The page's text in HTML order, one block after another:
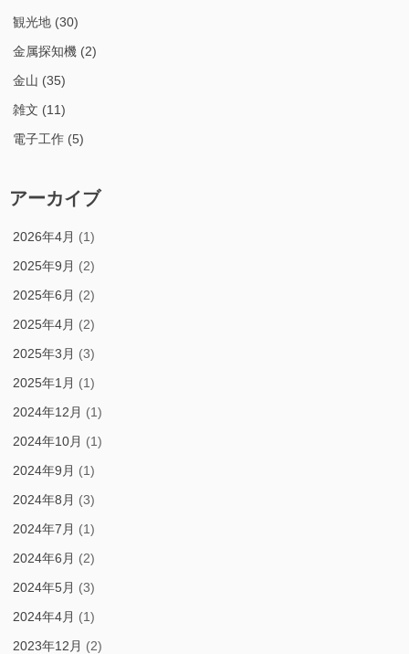
観光地 (30)
金属探知機 (2)
金山 (35)
雑文 (11)
電子工作 (5)
アーカイブ
2026年4月 (1)
2025年9月 (2)
2025年6月 (2)
2025年4月 (2)
2025年3月 (3)
2025年1月 (1)
2024年12月 (1)
2024年10月 (1)
2024年9月 (1)
2024年8月 (3)
2024年7月 (1)
2024年6月 (2)
2024年5月 (3)
2024年4月 (1)
2023年12月 (2)